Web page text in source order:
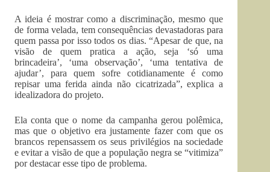
A ideia é mostrar como a discriminação, mesmo que
de forma velada, tem consequências devastadoras para
quem passa por isso todos os dias. “Apesar de que, na
visão de quem pratica a ação, seja ‘só uma
brincadeira’, ‘uma observação’, ‘uma tentativa de
ajudar’, para quem sofre cotidianamente é como
repisar uma ferida ainda não cicatrizada”, explica a
idealizadora do projeto.
Ela conta que o nome da campanha gerou polêmica,
mas que o objetivo era justamente fazer com que os
brancos repensassem os seus privilégios na sociedade
e evitar a visão de que a população negra se “vitimiza”
por destacar esse tipo de problema.